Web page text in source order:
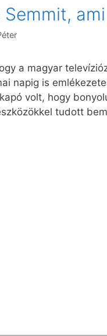
Semmit,
a magyar
napig is
volt, hogy
tudott